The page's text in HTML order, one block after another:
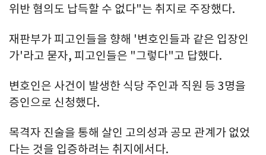
위반 혐의도 납득할 수 없다"는 취지로 주장했다.
재판부가 피고인들을 향해 '변호인들과 같은 입장인
가'라고 묻자, 피고인들은 "그렇다"고 답했다.
변호인은 사건이 발생한 식당 주인과 직원 등 3명을
증인으로 신청했다.
목격자 진술을 통해 살인 고의성과 공모 관계가 없었
다는 것을 입증하려는 취지에서다.